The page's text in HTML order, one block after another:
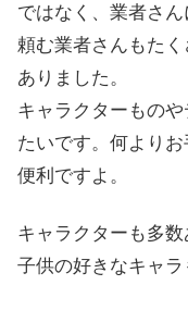
ではなく、業者さん
頼む業者さんもた
ありました。
キャラクターもの
たいです。何より
便利ですよ。
キャラクターも多数
子供の好きなキャラ